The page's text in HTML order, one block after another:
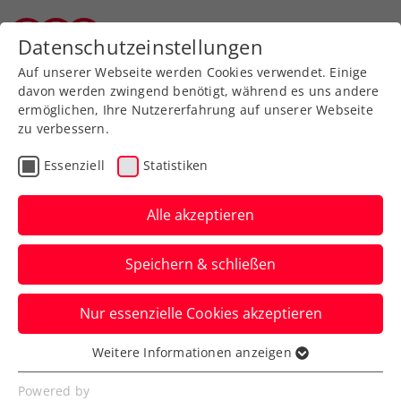
Zurück zur Newsübersicht
WTA
Premierenerfolg: Tagger
feiert in Jiujiang 1. WTA-
Hauptbewerbssieg
Mit einem Alter von erst 17 Jahren ist die
ÖTV-Hoffnung die jüngste Österreicherin
seit 2005, der dies gelingt.
Verfasst von: Manuel Wachta, 28.10.2025
Datenschutzeinstellungen
Auf unserer Webseite werden Cookies verwendet. Einige
davon werden zwingend benötigt, während es uns andere
ermöglichen, Ihre Nutzererfahrung auf unserer Webseite
zu verbessern.
Essenziell Statistiken
Alle akzeptieren
Speichern & schließen
Nur essenzielle Cookies akzeptieren
Essenziell
Essenzielle Cookies werden für grundlegende
Weitere Informationen anzeigen
Powered by